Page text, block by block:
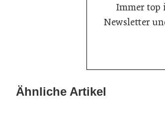
Immer top
Newsletter
Ähnliche Artikel
Brauerei Schwechat: Georg Gartner